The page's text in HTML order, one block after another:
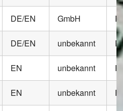
DE/EN GmbH
DE/EN unbekannt
EN unbekannt
EN unbekannt